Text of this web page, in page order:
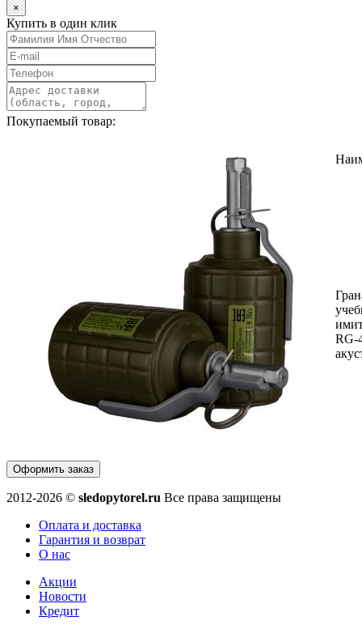
×
Купить в один клик
Покупаемый товар:
RG-
Оформить заказ
2012-2026 © sledopytorel.ru Все права защищены
Оплата и доставка
Гарантия и возврат
О нас
Акции
Новости
Кредит